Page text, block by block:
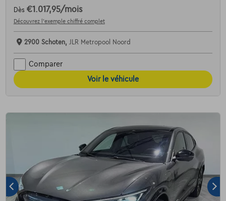
Dès €1.017,95/mois
Découvrez l’exemple chiffré complet
2900 Schoten, JLR Metropool Noord
Comparer
Voir le véhicule